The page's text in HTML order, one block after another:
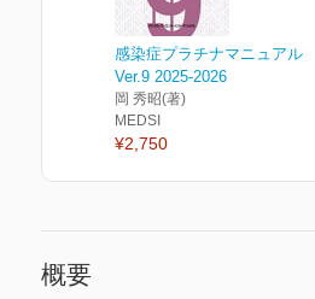
感染症プラチナマニュアル
Ver.9 2025-2026
岡 秀昭(著)
MEDSI
¥2,750
概要